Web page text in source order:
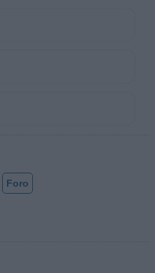
Foro